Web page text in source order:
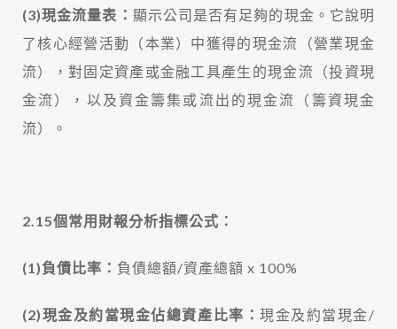
(3)現金流量表： 顯示公司是否有足夠的現金。它說明
了核心經營活動（本業）中獲得的現金流（營業現金
流），對固定資產或金融工具產生的現金流（投資現
金流），以及資金籌集或流出的現金流（籌資現金
流）。
2.15個常用財報分析指標公式：
(1)負債比率： 負債總額/資產總額 x 100%
(2)現金及約當現金佔總資產比率：現金及約當現金/